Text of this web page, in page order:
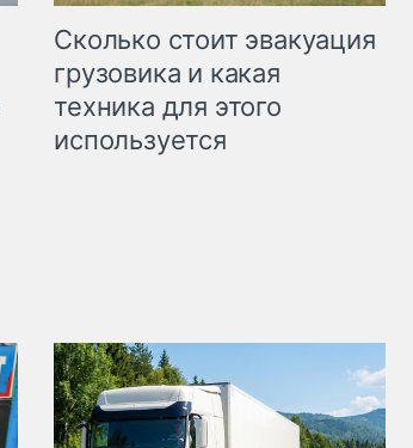
Сколько стоит эвакуация
грузовика и какая
техника для этого
используется